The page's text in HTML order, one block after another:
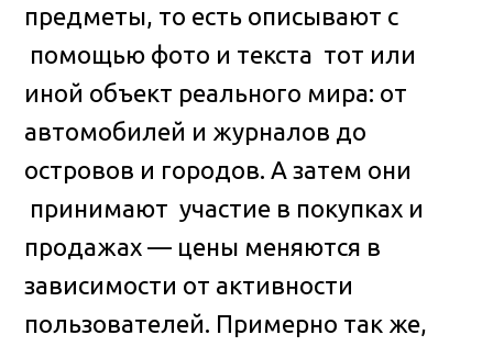
предметы, то есть описывают с
помощью фото и текста тот или
иной объект реального мира: от
автомобилей и журналов до
островов и городов. А затем они
принимают участие в покупках и
продажах — цены меняются в
зависимости от активности
пользователей. Примерно так же,